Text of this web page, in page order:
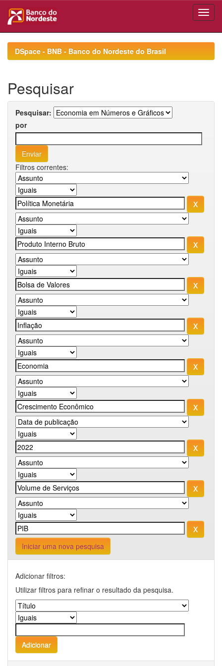
navigationDSpace - BNB - Banco do Nordeste do Brasil
Pesquisar
Pesquisar:
por
Filtros correntes:
Iniciar uma nova pesquisa
Adicionar filtros:
Utilizar filtros para refinar o resultado da pesquisa.